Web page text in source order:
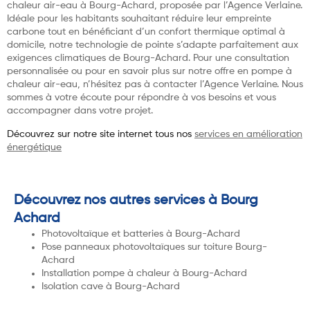
chaleur air-eau à Bourg-Achard, proposée par l’Agence Verlaine.
Idéale pour les habitants souhaitant réduire leur empreinte
carbone tout en bénéficiant d’un confort thermique optimal à
domicile, notre technologie de pointe s’adapte parfaitement aux
exigences climatiques de Bourg-Achard. Pour une consultation
personnalisée ou pour en savoir plus sur notre offre en pompe à
chaleur air-eau, n’hésitez pas à contacter l’Agence Verlaine. Nous
sommes à votre écoute pour répondre à vos besoins et vous
accompagner dans votre projet.
Découvrez sur notre site internet tous nos services en amélioration
énergétique
Découvrez nos autres services à Bourg
Achard
Photovoltaïque et batteries à Bourg-Achard
Pose panneaux photovoltaïques sur toiture Bourg-
Achard
Installation pompe à chaleur à Bourg-Achard
Isolation cave à Bourg-Achard